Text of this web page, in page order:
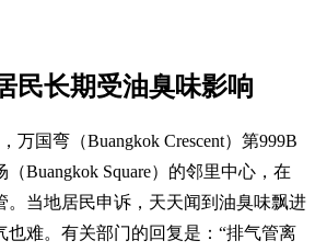
民长期受油臭味影响
万国弯（Buangkok Crescent）第999B
Buangkok Square）的邻里中心，在
。当地居民申诉，天天闻到油臭味飘进
也难。有关部门的回复是：“排气管离